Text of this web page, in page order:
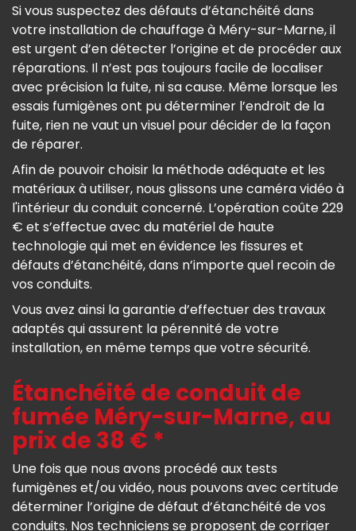
Si vous suspectez des défauts d’étanchéité dans
votre installation de chauffage à Méry-sur-Marne, il
est urgent d’en détecter l’origine et de procéder aux
réparations. Il n’est pas toujours facile de localiser
avec précision la fuite, ni sa cause. Même lorsque les
essais fumigènes ont pu déterminer l’endroit de la
fuite, rien ne vaut un visuel pour décider de la façon
de réparer.
Afin de pouvoir choisir la méthode adéquate et les
matériaux à utiliser, nous glissons une caméra vidéo à
l'intérieur du conduit concerné. L’opération coûte 229
€ et s’effectue avec du matériel de haute
technologie qui met en évidence les fissures et
défauts d’étanchéité, dans n’importe quel recoin de
vos conduits.
Vous avez ainsi la garantie d’effectuer des travaux
adaptés qui assurent la pérennité de votre
installation, en même temps que votre sécurité.
Étanchéité de conduit de
fumée Méry-sur-Marne, au
prix de 38 € *
Une fois que nous avons procédé aux tests
fumigènes et/ou vidéo, nous pouvons avec certitude
déterminer l’origine de défaut d’étanchéité de vos
conduits. Nos techniciens se proposent de corriger